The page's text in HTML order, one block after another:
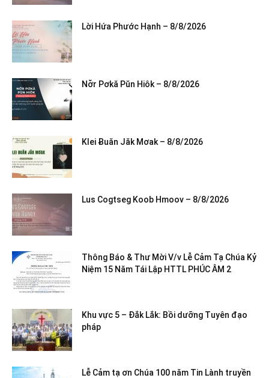
Lời Hứa Phước Hạnh – 8/8/2026
Nơ̆r Pơkă Pŭn Hiôk – 8/8/2026
Klei Ƀuăn Jăk Mơak – 8/8/2026
Lus Cogtseg Koob Hmoov – 8/8/2026
Thông Báo & Thư Mời V/v Lễ Cảm Tạ Chúa Kỷ
Niệm 15 Năm Tái Lập HTTL PHÚC ÂM 2
Khu vực 5 – Đắk Lắk: Bồi dưỡng Tuyên đạo
pháp
Lễ Cảm tạ ơn Chúa 100 năm Tin Lành truyền